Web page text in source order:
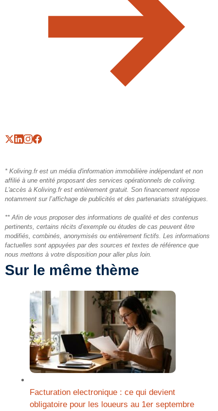
* Koliving.fr est un média d'information immobilière indépendant et non
affilié à une entité proposant des services opérationnels de coliving.
L'accès à Koliving.fr est entièrement gratuit. Son financement repose
notamment sur l’affichage de publicités et des partenariats stratégiques.
** Afin de vous proposer des informations de qualité et des contenus
pertinents, certains récits d’exemple ou études de cas peuvent être
modifiés, combinés, anonymisés ou entièrement fictifs. Les informations
factuelles sont appuyées par des sources et textes de référence que
nous mettons à votre disposition pour aller plus loin.
Sur le même thème
Facturation electronique : ce qui devient
obligatoire pour les loueurs au 1er septembre